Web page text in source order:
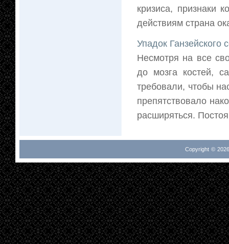
кризиса, признаки
действиям страна
Упадок Ганзейского
Несмотря на все
до мозга костей,
требовали, чтобы
препятствовало
расширяться.
Copyright ©